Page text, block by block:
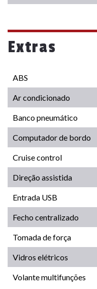
Extras
ABS
Ar condicionado
Banco pneumático
Computador de bordo
Cruise control
Direção assistida
Entrada USB
Fecho centralizado
Tomada de força
Vidros elétricos
Volante multifunções